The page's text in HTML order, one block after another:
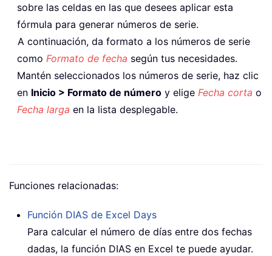
sobre las celdas en las que desees aplicar esta
fórmula para generar números de serie.
A continuación, da formato a los números de serie
como Formato de fecha según tus necesidades.
Mantén seleccionados los números de serie, haz clic
en Inicio > Formato de número y elige Fecha corta o
Fecha larga en la lista desplegable.
Funciones relacionadas:
Función DIAS de Excel Days
Para calcular el número de días entre dos fechas
dadas, la función DIAS en Excel te puede ayudar.